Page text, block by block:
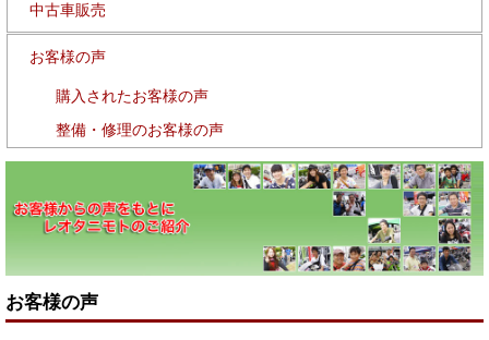
中古車販売
お客様の声
購入されたお客様の声
整備・修理のお客様の声
お客様の声